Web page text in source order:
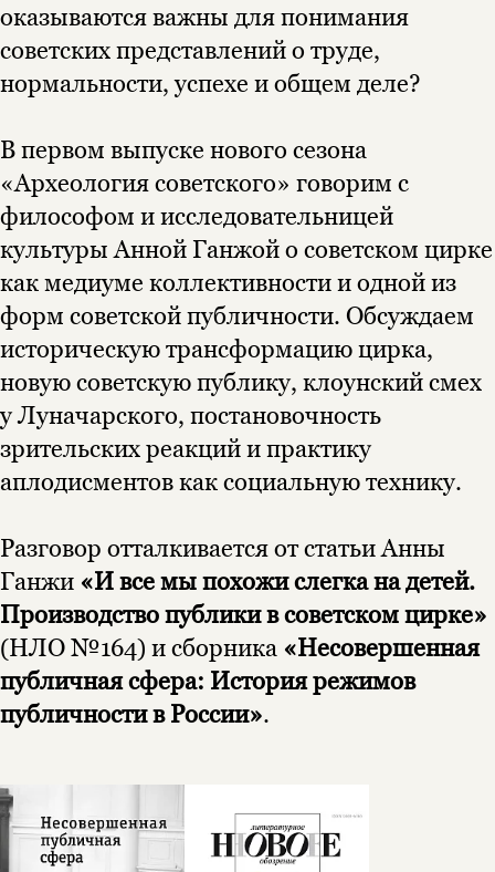
оказываются важны для понимания
советских представлений о труде,
нормальности, успехе и общем деле?
В первом выпуске нового сезона
«Археология советского» говорим с
философом и исследовательницей
культуры Анной Ганжой о советском цирке
как медиуме коллективности и одной из
форм советской публичности. Обсуждаем
историческую трансформацию цирка,
новую советскую публику, клоунский смех
у Луначарского, постановочность
зрительских реакций и практику
аплодисментов как социальную технику.
Разговор отталкивается от статьи Анны
Ганжи «И все мы похожи слегка на детей.
Производство публики в советском цирке»
(НЛО №164) и сборника «Несовершенная
публичная сфера: История режимов
публичности в России».
Подписка на рассылку
Раз в неделю мы отправляем рассылку
о книгах и событиях «НЛО».
За подписку дарим промокод на
скидку 15%
подписаться
Этой книги временно
нет в продаже.
Вы можете подписаться на
уведомления, и при поступлении книги
на склад получить письмо на указанный
электронный адрес.
подписаться
Эта книга
не предназначена для
несовершеннолетних
Скажите, пожалуйста,
да
нет, вернуться назад